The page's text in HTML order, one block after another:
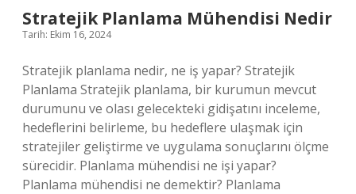
Stratejik Planlama Mühendisi Nedir
Tarih: Ekim 16, 2024
Stratejik planlama nedir, ne iş yapar? Stratejik
Planlama Stratejik planlama, bir kurumun mevcut
durumunu ve olası gelecekteki gidişatını inceleme,
hedeflerini belirleme, bu hedeflere ulaşmak için
stratejiler geliştirme ve uygulama sonuçlarını ölçme
sürecidir. Planlama mühendisi ne işi yapar?
Planlama mühendisi ne demektir? Planlama